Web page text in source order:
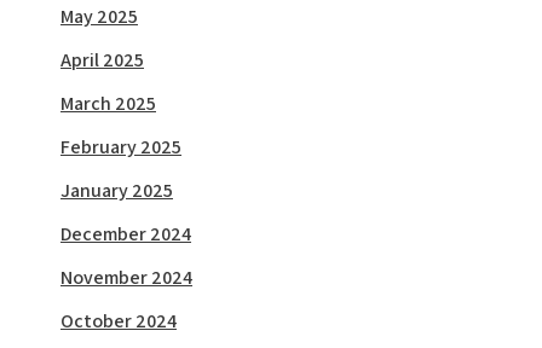
May 2025
April 2025
March 2025
February 2025
January 2025
December 2024
November 2024
October 2024